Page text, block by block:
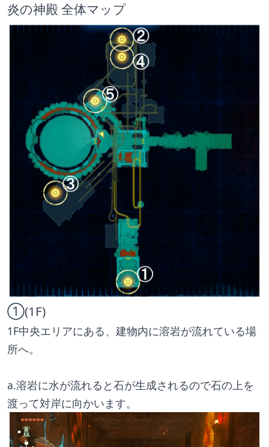
炎の神殿 全体マップ
①(1F)
1F中央エリアにある、建物内に溶岩が流れている場
所へ。
a.溶岩に水が流れると石が生成されるので石の上を
渡って対岸に向かいます。